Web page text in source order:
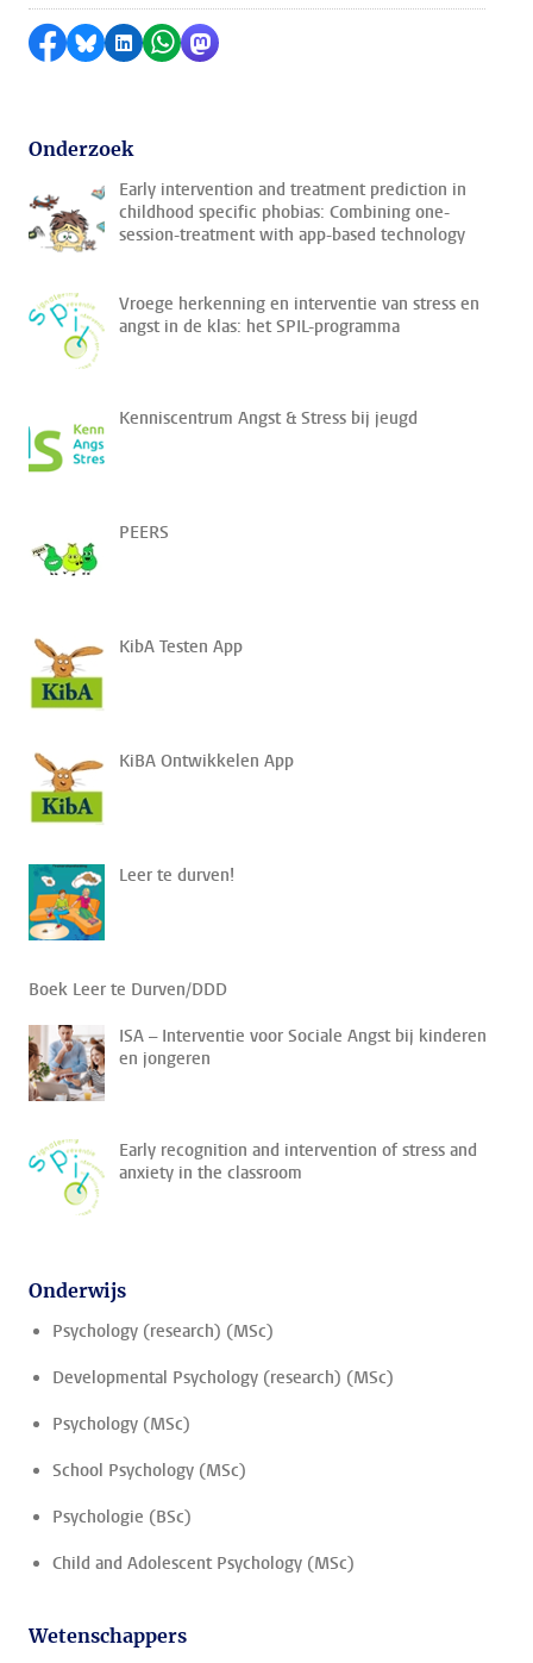
Delen op Facebook
Delen via Bluesky
Delen op LinkedIn
Delen via WhatsApp
Delen via Mastodon
Onderzoek
Early intervention and treatment prediction in
childhood specific phobias: Combining one-
session-treatment with app-based technology
Vroege herkenning en interventie van stress en
angst in de klas: het SPIL-programma
Kenniscentrum Angst & Stress bij jeugd
PEERS
KibA Testen App
KiBA Ontwikkelen App
Leer te durven!
Boek Leer te Durven/DDD
ISA – Interventie voor Sociale Angst bij kinderen
en jongeren
Early recognition and intervention of stress and
anxiety in the classroom
Onderwijs
Psychology (research) (MSc)
Developmental Psychology (research) (MSc)
Psychology (MSc)
School Psychology (MSc)
Psychologie (BSc)
Child and Adolescent Psychology (MSc)
Wetenschappers